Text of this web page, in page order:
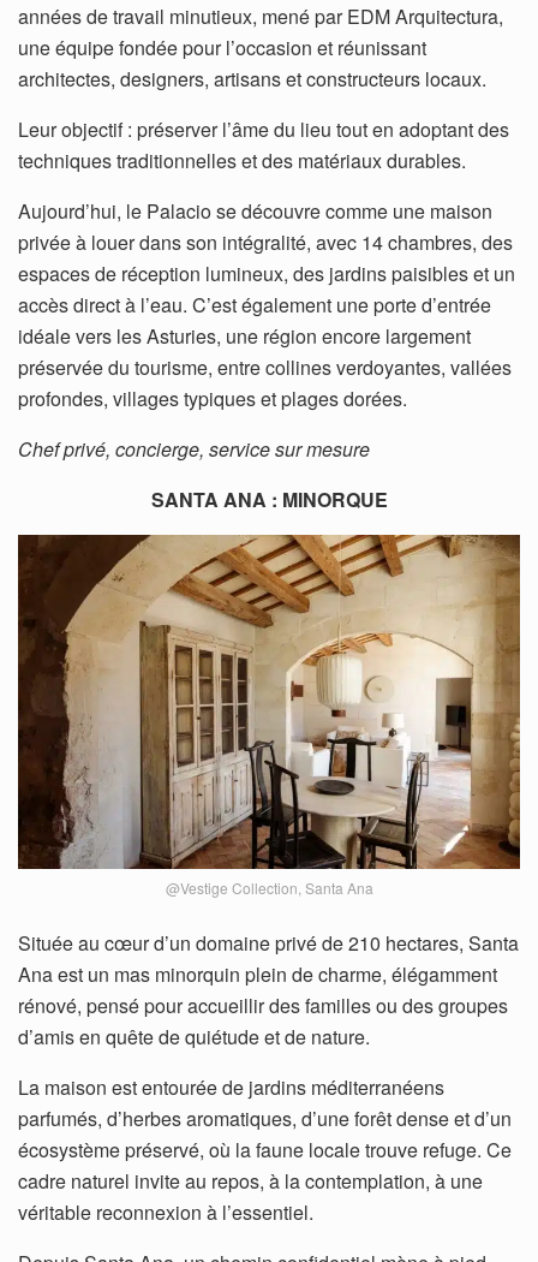
années de travail minutieux, mené par EDM Arquitectura,
une équipe fondée pour l’occasion et réunissant
architectes, designers, artisans et constructeurs locaux.
Leur objectif : préserver l’âme du lieu tout en adoptant des
techniques traditionnelles et des matériaux durables.
Aujourd’hui, le Palacio se découvre comme une maison
privée à louer dans son intégralité, avec 14 chambres, des
espaces de réception lumineux, des jardins paisibles et un
accès direct à l’eau. C’est également une porte d’entrée
idéale vers les Asturies, une région encore largement
préservée du tourisme, entre collines verdoyantes, vallées
profondes, villages typiques et plages dorées.
Chef privé, concierge, service sur mesure
SANTA ANA : MINORQUE
@Vestige Collection, Santa Ana
Située au cœur d’un domaine privé de 210 hectares, Santa
Ana est un mas minorquin plein de charme, élégamment
rénové, pensé pour accueillir des familles ou des groupes
d’amis en quête de quiétude et de nature.
La maison est entourée de jardins méditerranéens
parfumés, d’herbes aromatiques, d’une forêt dense et d’un
écosystème préservé, où la faune locale trouve refuge. Ce
cadre naturel invite au repos, à la contemplation, à une
véritable reconnexion à l’essentiel.